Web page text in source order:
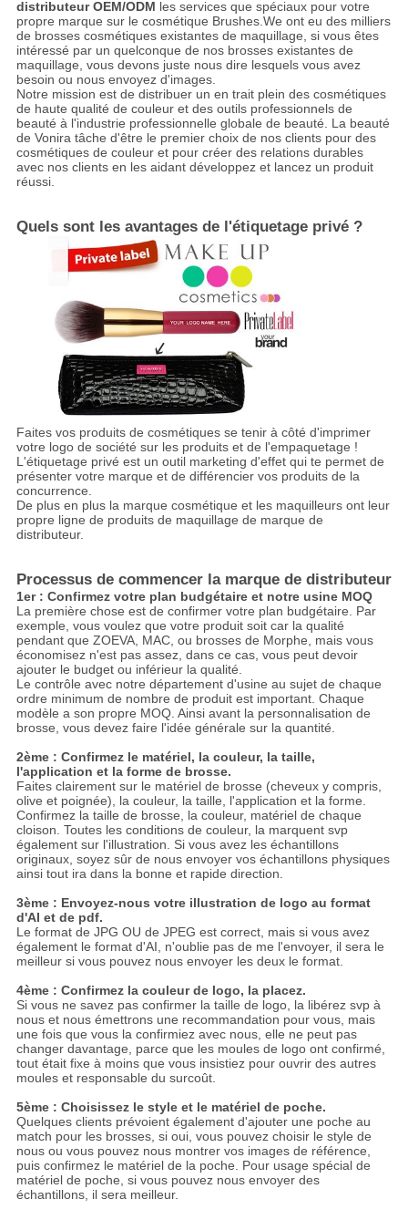
distributeur OEM/ODM les services que spéciaux pour votre
propre marque sur le cosmétique Brushes.We ont eu des milliers
de brosses cosmétiques existantes de maquillage, si vous êtes
intéressé par un quelconque de nos brosses existantes de
maquillage, vous devons juste nous dire lesquels vous avez
besoin ou nous envoyez d'images.
Notre mission est de distribuer un en trait plein des cosmétiques
de haute qualité de couleur et des outils professionnels de
beauté à l'industrie professionnelle globale de beauté. La beauté
de Vonira tâche d'être le premier choix de nos clients pour des
cosmétiques de couleur et pour créer des relations durables
avec nos clients en les aidant développez et lancez un produit
réussi.
Quels sont les avantages de l'étiquetage privé ?
Faites vos produits de cosmétiques se tenir à côté d'imprimer
votre logo de société sur les produits et de l'empaquetage !
L'étiquetage privé est un outil marketing d'effet qui te permet de
présenter votre marque et de différencier vos produits de la
concurrence.
De plus en plus la marque cosmétique et les maquilleurs ont leur
propre ligne de produits de maquillage de marque de
distributeur.
Processus de commencer la marque de distributeur
1er : Confirmez votre plan budgétaire et notre usine MOQ
La première chose est de confirmer votre plan budgétaire. Par
exemple, vous voulez que votre produit soit car la qualité
pendant que ZOEVA, MAC, ou brosses de Morphe, mais vous
économisez n'est pas assez, dans ce cas, vous peut devoir
ajouter le budget ou inférieur la qualité.
Le contrôle avec notre département d'usine au sujet de chaque
ordre minimum de nombre de produit est important. Chaque
modèle a son propre MOQ. Ainsi avant la personnalisation de
brosse, vous devez faire l'idée générale sur la quantité.
2ème : Confirmez le matériel, la couleur, la taille,
l'application et la forme de brosse.
Faites clairement sur le matériel de brosse (cheveux y compris,
olive et poignée), la couleur, la taille, l'application et la forme.
Confirmez la taille de brosse, la couleur, matériel de chaque
cloison. Toutes les conditions de couleur, la marquent svp
également sur l'illustration. Si vous avez les échantillons
originaux, soyez sûr de nous envoyer vos échantillons physiques
ainsi tout ira dans la bonne et rapide direction.
3ème : Envoyez-nous votre illustration de logo au format
d'AI et de pdf.
Le format de JPG OU de JPEG est correct, mais si vous avez
également le format d'AI, n'oublie pas de me l'envoyer, il sera le
meilleur si vous pouvez nous envoyer les deux le format.
4ème : Confirmez la couleur de logo, la placez.
Si vous ne savez pas confirmer la taille de logo, la libérez svp à
nous et nous émettrons une recommandation pour vous, mais
une fois que vous la confirmiez avec nous, elle ne peut pas
changer davantage, parce que les moules de logo ont confirmé,
tout était fixe à moins que vous insistiez pour ouvrir des autres
moules et responsable du surcoût.
5ème : Choisissez le style et le matériel de poche.
Quelques clients prévoient également d'ajouter une poche au
match pour les brosses, si oui, vous pouvez choisir le style de
nous ou vous pouvez nous montrer vos images de référence,
puis confirmez le matériel de la poche. Pour usage spécial de
matériel de poche, si vous pouvez nous envoyer des
échantillons, il sera meilleur.